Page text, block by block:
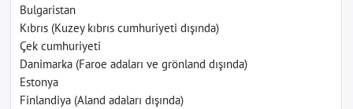
Bulgaristan
Kıbrıs (Kuzey kıbrıs cumhuriyeti dışında)
Çek cumhuriyeti
Danimarka (Faroe adaları ve grönland dışında)
Estonya
Finlandiya (Aland adaları dışında)